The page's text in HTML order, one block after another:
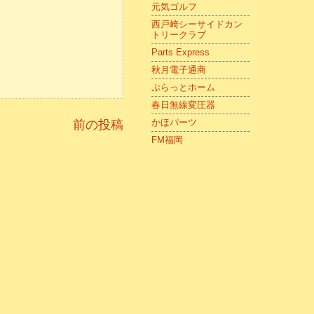
前の投稿
元気ゴルフ
西戸崎シーサイドカン
トリークラブ
Parts Express
秋月電子通商
ぷらっとホーム
春日無線変圧器
かほパーツ
FM福岡